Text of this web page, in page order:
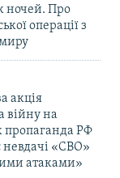
ночей. Про
операції з
акція
війну на
РФ
«СВО»
атаками»